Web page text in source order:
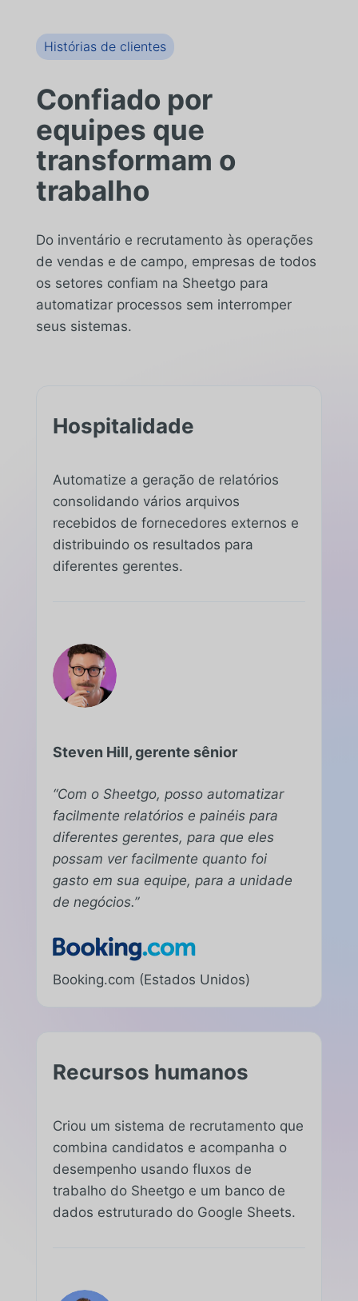
Histórias de clientes
Confiado por
equipes que
transformam o
trabalho
Do inventário e recrutamento às operações
de vendas e de campo, empresas de todos
os setores confiam na Sheetgo para
automatizar processos sem interromper
seus sistemas.
Hospitalidade
Automatize a geração de relatórios
consolidando vários arquivos
recebidos de fornecedores externos e
distribuindo os resultados para
diferentes gerentes.
Steven Hill, gerente sênior
“Com o Sheetgo, posso automatizar
facilmente relatórios e painéis para
diferentes gerentes, para que eles
possam ver facilmente quanto foi
gasto em sua equipe, para a unidade
de negócios.”
Booking.com (Estados Unidos)
Recursos humanos
Criou um sistema de recrutamento que
combina candidatos e acompanha o
desempenho usando fluxos de
trabalho do Sheetgo e um banco de
dados estruturado do Google Sheets.